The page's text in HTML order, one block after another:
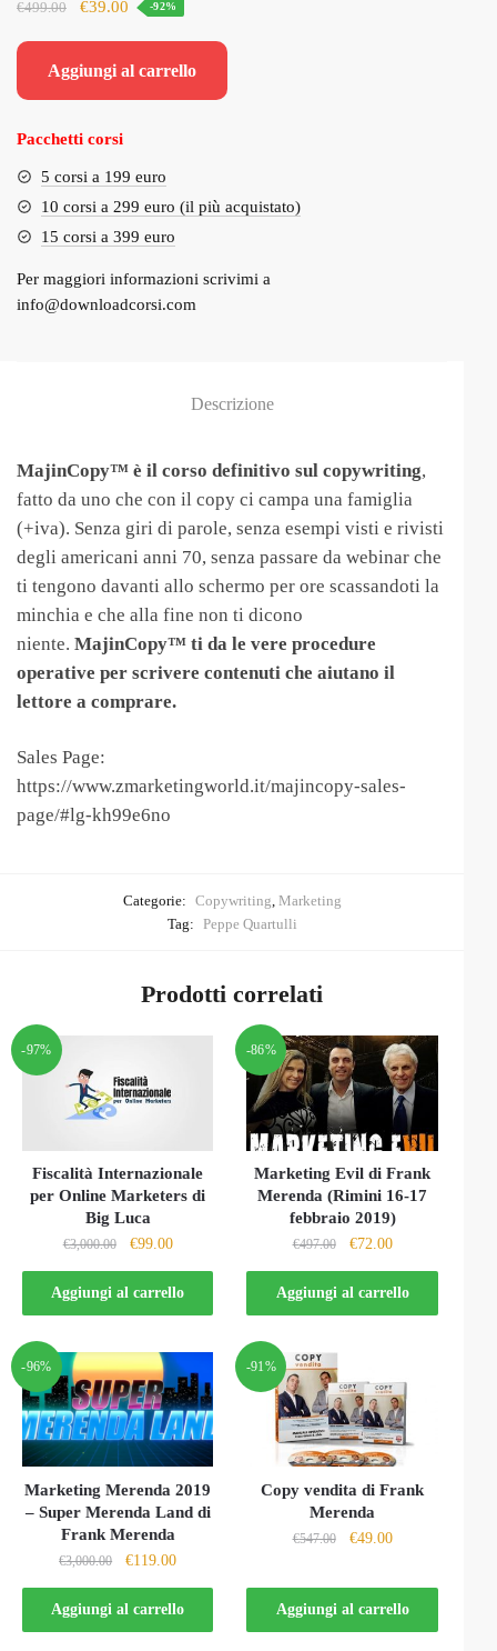
€499.00
Il
era:
€39.00 Il
è:
-92%
Aggiungi al carrello
Pacchetti corsi
5 corsi a 199 euro
10 corsi a 299 euro (il più acquistato)
15 corsi a 399 euro
Per maggiori informazioni scrivimi a
info@downloadcorsi.com
Descrizione
MajinCopy™ è il corso definitivo sul copywriting,
fatto da uno che con il copy ci campa una famiglia
(+iva). Senza giri di parole, senza esempi visti e rivisti
degli americani anni 70, senza passare da webinar che
ti tengono davanti allo schermo per ore scassandoti la
minchia e che alla fine non ti dicono
niente. MajinCopy™ ti da le vere procedure
operative per scrivere contenuti che aiutano il
lettore a comprare.
Sales Page:
https://www.zmarketingworld.it/majincopy-sales-
page/#lg-kh99e6no
Categorie: Copywriting, Marketing
Tag: Peppe Quartulli
Prodotti correlati
-97%
Fiscalità Internazionale
per Online Marketers di
Big Luca
€3,000.00
Il
prezzo
originale
era:
€99.00Il
prezzo
attuale
è:
Aggiungi al carrello
-86%
Marketing Evil di Frank
Merenda (Rimini 16-17
febbraio 2019)
€497.00
Il
prezzo
originale
era:
€72.00Il
prezzo
attuale
è:
Aggiungi al carrello
-96%
Marketing Merenda 2019
– Super Merenda Land di
Frank Merenda
€3,000.00
Il
originale
era:
€119.00Il
attuale
è:
Aggiungi al carrello
-91%
Copy vendita di Frank
Merenda
€547.00
Il
originale
era:
€547.00.
€49.00Il
attuale
è:
€49.00.
Aggiungi al carrello